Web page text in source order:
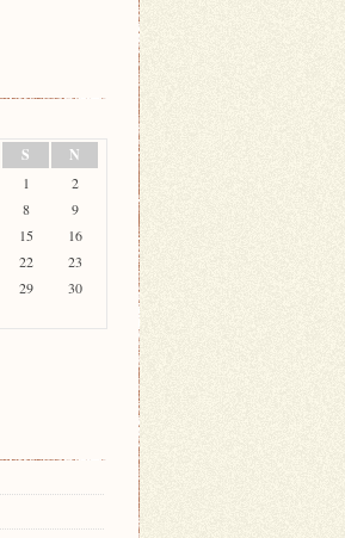
S N
1
2
8
9
15
16
22
23
29
30